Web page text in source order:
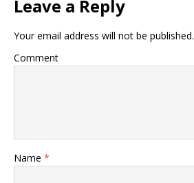
Leave a Reply
Your email address will not be published.
Comment
Name *